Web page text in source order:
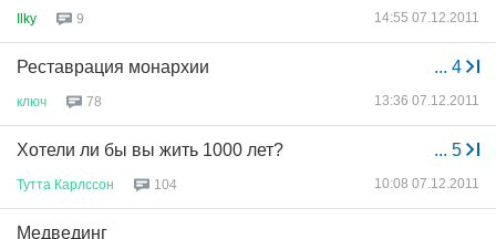
Ilky 9 14:55 07.12.2011
... 4
Реставрация монархии
ключ 78 13:36 07.12.2011
... 5
Хотели ли бы вы жить 1000 лет?
Тутта Карлссон 104 10:08 07.12.2011
Медвединг